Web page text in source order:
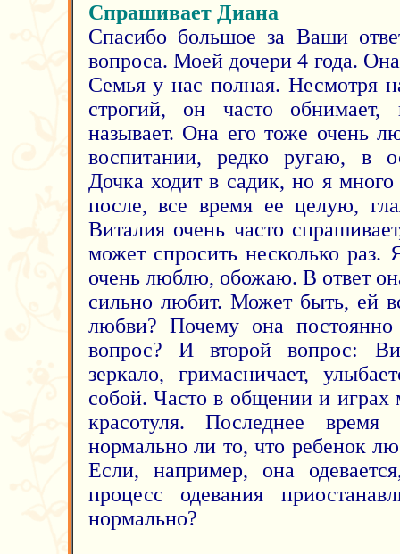
Спрашивает Диана
Cпасибо большое за Ваши
вопроса. Моей дочери 4 года.
Семья у нас полная. Несмотря
строгий, он часто обнимает,
называет. Она его тоже очень
воспитании, редко ругаю, в
Дочка ходит в садик, но я
после, все время ее целую,
Виталия очень часто
может спросить несколько раз.
очень люблю, обожаю. В ответ
сильно любит. Может быть, ей
любви? Почему она
вопрос? И второй вопрос:
зеркало, гримасничает,
собой. Часто в общении и
красотуля. Последнее
нормально ли то, что ребенок
Если, например, она
процесс одевания
нормально?